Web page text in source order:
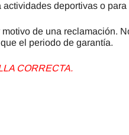
deportivas o
de una reclamación.
el periodo de garantía.
CORRECTA.